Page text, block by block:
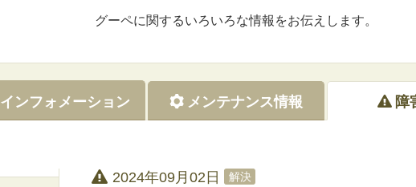
グーペに関するいろいろな情報をお伝えします。
インフォメーション メンテナンス情報 障
2024年09月02日 解決